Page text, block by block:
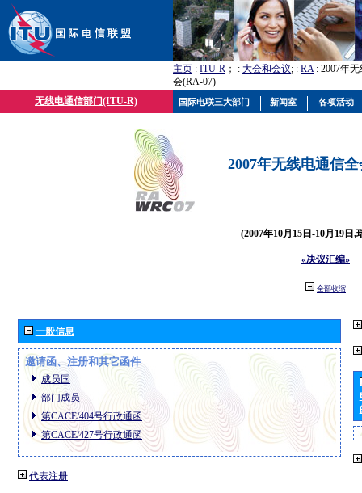
主页 : ITU-R ； : 大会和会议; : RA: 2007年
会(RA-07)
无线电通信部门(ITU-R)
2007年无线电通信
(2007年10月15日-10月19日,
«决议汇编»
全部收缩
一般信息
邀请函、注册和其它函件
成员国
部门成员
第CACE/404号行政通函
第CACE/427号行政通函
代表注册
国际电联三大部门 新闻室 各项活动